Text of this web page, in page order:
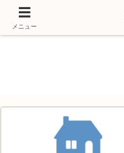
Japan & France &
メニュー